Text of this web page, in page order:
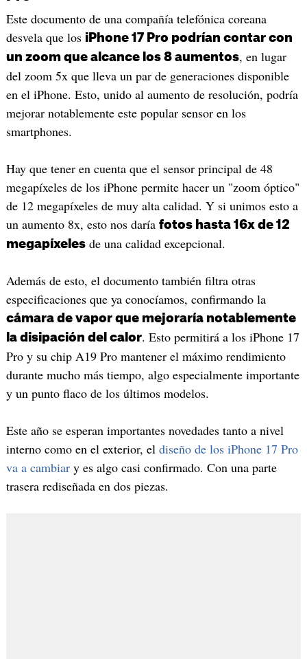
Este documento de una compañía telefónica coreana
desvela que los iPhone 17 Pro podrían contar con
un zoom que alcance los 8 aumentos, en lugar
del zoom 5x que lleva un par de generaciones disponible
en el iPhone. Esto, unido al aumento de resolución, podría
mejorar notablemente este popular sensor en los
smartphones.
Hay que tener en cuenta que el sensor principal de 48
megapíxeles de los iPhone permite hacer un "zoom óptico"
de 12 megapíxeles de muy alta calidad. Y si unimos esto a
un aumento 8x, esto nos daría fotos hasta 16x de 12
megapíxelesde una calidad excepcional.
Además de esto, el documento también filtra otras
especificaciones que ya conocíamos, confirmando la
cámara de vapor que mejoraría notablemente
la disipación del calor. Esto permitirá a los iPhone 17
Pro y su chip A19 Pro mantener el máximo rendimiento
durante mucho más tiempo, algo especialmente importante
y un punto flaco de los últimos modelos.
Este año se esperan importantes novedades tanto a nivel
interno como en el exterior, el diseño de los iPhone 17 Pro
va a cambiary es algo casi confirmado. Con una parte
trasera rediseñada en dos piezas.